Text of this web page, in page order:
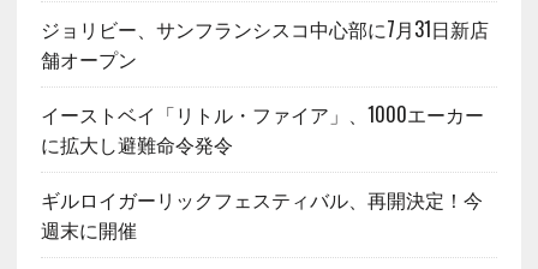
ジョリビー、サンフランシスコ中心部に7月31日新店
舗オープン
イーストベイ「リトル・ファイア」、1000エーカー
に拡大し避難命令発令
ギルロイガーリックフェスティバル、再開決定！今
週末に開催